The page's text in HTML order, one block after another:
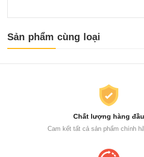
Sản phẩm cùng loại
Chất lượng hàng đầu
Cam kết tất cả sản phẩm chính